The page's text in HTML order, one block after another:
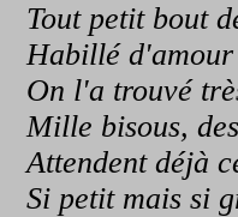
Tout petit bout
Habillé d'amour
On l'a trouvé
Mille bisous, des
Attendent déjà
Si petit mais si